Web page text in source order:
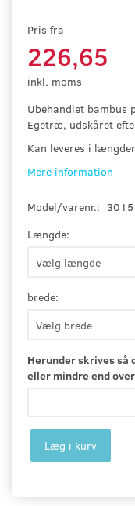
Pris fra
226,65
inkl. moms
Ubehandlet
Egetræ, udskåret
Kan leveres i
Mere information
Model/varenr.: 3015
Længde:
brede:
Herunder skrives så
eller mindre end
Læg i kurv